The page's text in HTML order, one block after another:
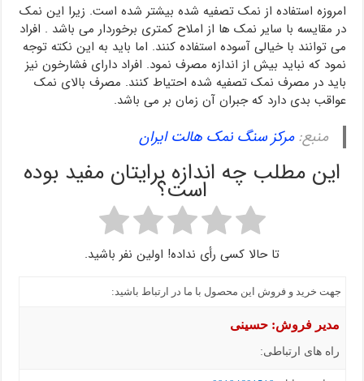
امروزه استفاده از نمک تصفیه شده بیشتر شده است. زیرا این نمک
در مقایسه با سایر نمک ها از املاح کمتری برخوردار می باشد . افراد
می توانند با خیالی آسوده استفاده کنند. اما باید به این نکته توجه
نمود که نباید بیش از اندازه مصرف نمود. افراد دارای فشارخون نیز
باید در مصرف نمک تصفیه شده احتیاط کنند. مصرف بالای نمک
عواقب بدی دارد که جبران آن زمان بر می باشد.
منبع:مرکز سنگ نمک هالت ایران
این مطلب چه اندازه برایتان مفید بوده
است؟
تا حالا کسی رأی نداده! اولین نفر باشید.
جهت خرید و فروش این محصول با ما در ارتباط باشید:
مدیر فروش: حسینی
راه های ارتباطی: